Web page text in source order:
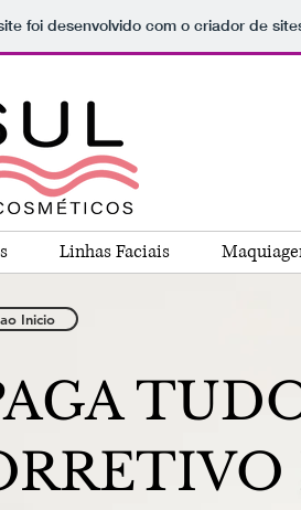
foi desenvolvido com o criador de
Linhas Faciais
Inicio